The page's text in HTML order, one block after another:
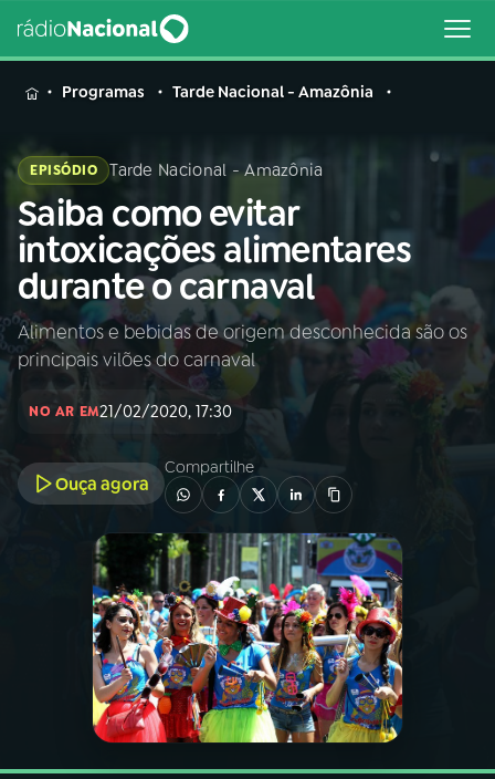
MENU
Buscar
na
Rádio
Nacional
Buscar
AO VIVO
INÍCIO
A RÁDIO
PROGRAMAÇÃO
PROGRAMAS
PODCASTS
06VIDEOCASTS
Programas Tarde Nacional - Amazônia
EPISÓDIO Tarde Nacional - Amazônia
Saiba como evitar
intoxicações alimentares
durante o carnaval
Alimentos e bebidas de origem desconhecida são os
principais vilões do carnaval
NO AR EM21/02/2020, 17:30
Ouça agora
Compartilhe